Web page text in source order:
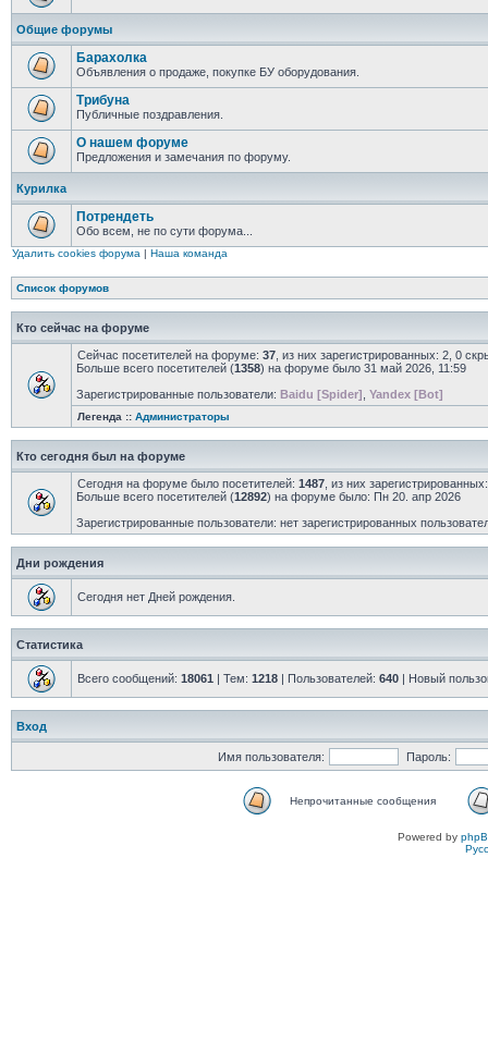
Общие форумы
Барахолка
Объявления о продаже, покупке БУ оборудования.
Трибуна
Публичные поздравления.
О нашем форуме
Предложения и замечания по форуму.
Курилка
Потрендеть
Обо всем, не по сути форума...
Удалить cookies форума | Наша команда
Список форумов
Кто сейчас на форуме
Сейчас посетителей на форуме: 37 , из них зарегистрированных: 2, 0
Больше всего посетителей (1358) на форуме было 31 май 2026, 11:59
Зарегистрированные пользователи: Baidu [Spider] Yandex [Bot]
Легенда :: Администраторы
Кто сегодня был на форуме
Сегодня на форуме было посетителей: 1487 , из них
Больше всего посетителей (12892) на форуме было: Пн 20. апр 2026
Зарегистрированные пользователи: нет зарегистрированных
Дни рождения
Сегодня нет Дней рождения.
Статистика
Всего сообщений: 18061 | Тем: 1218 | Пользователей: 640 | Новый
Вход
Имя пользователя: Пароль:
Непрочитанные сообщения
Powered by